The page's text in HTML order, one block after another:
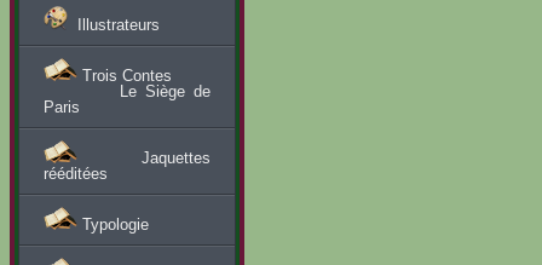
Illustrateurs
Trois Contes
Le Siège de
Paris
Jaquettes
rééditées
Typologie